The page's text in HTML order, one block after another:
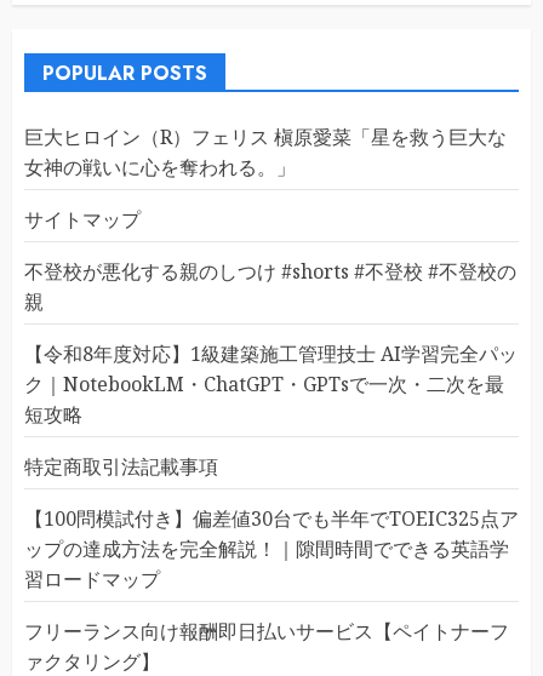
POPULAR POSTS
巨大ヒロイン（R）フェリス 槇原愛菜「星を救う巨大な
女神の戦いに心を奪われる。」
サイトマップ
不登校が悪化する親のしつけ #shorts #不登校 #不登校の
親
【令和8年度対応】1級建築施工管理技士 AI学習完全パッ
ク｜NotebookLM・ChatGPT・GPTsで一次・二次を最
短攻略
特定商取引法記載事項
【100問模試付き】偏差値30台でも半年でTOEIC325点ア
ップの達成方法を完全解説！｜隙間時間でできる英語学
習ロードマップ
フリーランス向け報酬即日払いサービス【ペイトナーフ
ァクタリング】